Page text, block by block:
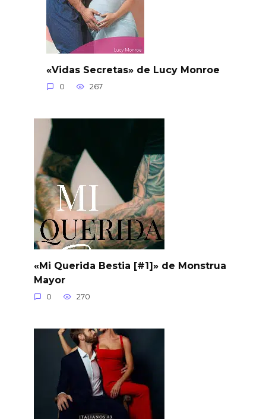
«Vidas Secretas» de Lucy Monroe
0 267
«Mi Querida Bestia [#1]» de Monstrua
Mayor
0 270